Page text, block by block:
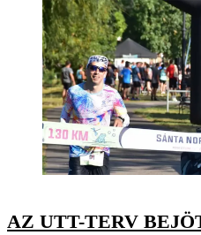
AZ UTT-TERV